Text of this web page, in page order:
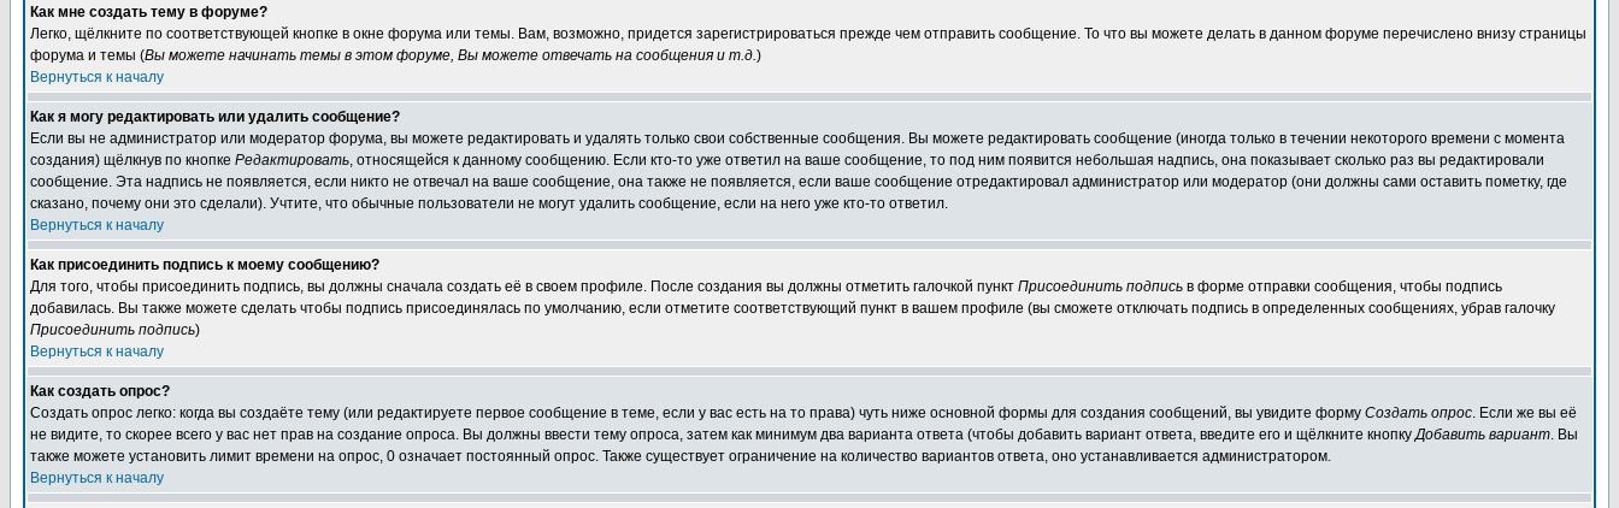
Как мне создать тему в форуме?
Легко, щёлкните по соответствующей кнопке в окне форума или темы. Вам, возможно, придется зарегистрироваться прежде чем отправить сообщение. То что вы можете делать в данном форуме перечислено внизу страницы
форума и темы (Вы можете начинать темы в этом форуме, Вы можете отвечать на сообщения и т.д.)
Вернуться к началу
Как я могу редактировать или удалить сообщение?
Если вы не администратор или модератор форума, вы можете редактировать и удалять только свои собственные сообщения. Вы можете редактировать сообщение (иногда только в течении некоторого времени с момента
создания) щёлкнув по кнопке Редактировать, относящейся к данному сообщению. Если кто-то уже ответил на ваше сообщение, то под ним появится небольшая надпись, она показывает сколько раз вы редактировали
сообщение. Эта надпись не появляется, если никто не отвечал на ваше сообщение, она также не появляется, если ваше сообщение отредактировал администратор или модератор (они должны сами оставить пометку, где
сказано, почему они это сделали). Учтите, что обычные пользователи не могут удалить сообщение, если на него уже кто-то ответил.
Вернуться к началу
Как присоединить подпись к моему сообщению?
Для того, чтобы присоединить подпись, вы должны сначала создать её в своем профиле. После создания вы должны отметить галочкой пункт Присоединить подпись в форме отправки сообщения, чтобы подпись
добавилась. Вы также можете сделать чтобы подпись присоединялась по умолчанию, если отметите соответствующий пункт в вашем профиле (вы сможете отключать подпись в определенных сообщениях, убрав галочку
Присоединить подпись)
Вернуться к началу
Как создать опрос?
Создать опрос легко: когда вы создаёте тему (или редактируете первое сообщение в теме, если у вас есть на то права) чуть ниже основной формы для создания сообщений, вы увидите форму Создать опрос. Если же вы её
не видите, то скорее всего у вас нет прав на создание опроса. Вы должны ввести тему опроса, затем как минимум два варианта ответа (чтобы добавить вариант ответа, введите его и щёлкните кнопкуДобавить вариант. Вы
также можете установить лимит времени на опрос, 0 означает постоянный опрос. Также существует ограничение на количество вариантов ответа, оно устанавливается администратором.
Вернуться к началу